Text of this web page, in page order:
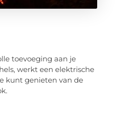
toevoeging aan je
werkt een elektrische
kunt genieten van de